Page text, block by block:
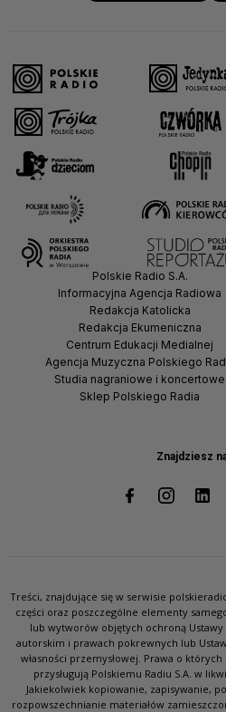
Znajdziesz
Polskie Radio S.A.
Informacyjna Agencja Radiowa
Redakcja Katolicka
Redakcja Ekumeniczna
Centrum Edukacji Medialnej
Agencja Muzyczna Polskiego
Studia nagraniowe i koncertowe
Sklep Polskiego Radia
Treści, znajdujące się w serwisie
części oraz poszczególne elementy
lub wytworów objętych ochroną
autorskim i prawach pokrewnych lub
własności przemysłowej. Prawa o
przysługują Polskiemu Radiu S.A. w
Jakiekolwiek kopiowanie, zapisywanie,
rozpowszechnianie materiałów